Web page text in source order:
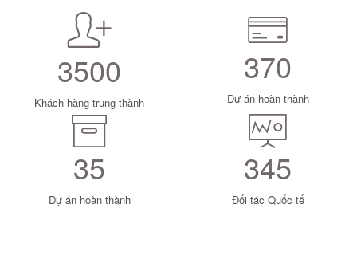
3500
Khách hàng trung thành
370
Dự án hoàn thành
35
Dự án hoàn thành
345
Đối tác Quốc tế